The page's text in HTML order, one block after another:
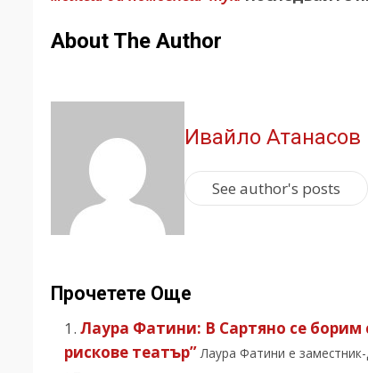
About The Author
Ивайло Атанасов
See author's posts
Прочетете Още
Лаура Фатини: В Сартяно се
рискове театър” Лаура Фатини е